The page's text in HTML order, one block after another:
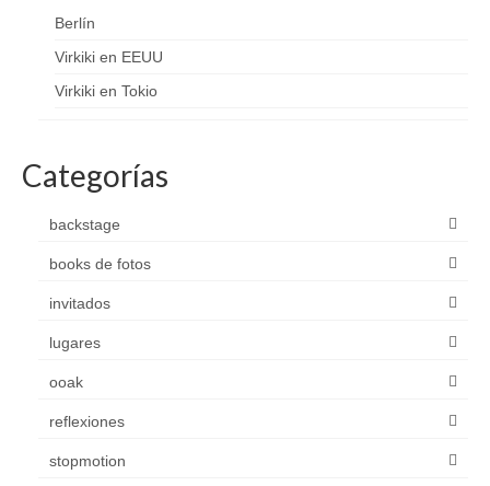
Berlín
Virkiki en EEUU
Virkiki en Tokio
Categorías
backstage
books de fotos
invitados
lugares
ooak
reflexiones
stopmotion